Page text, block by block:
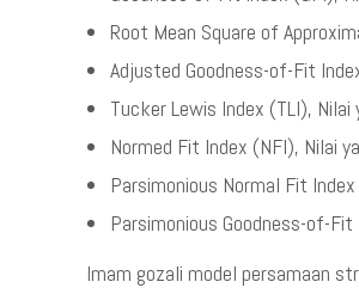
Root Mean Square of
Adjusted Goodness-of-Fit
Tucker Lewis Index (TLI),
Normed Fit Index (NFI), Nilai
Parsimonious Normal Fit
Parsimonious Goodness-of-
Imam gozali model persamaan